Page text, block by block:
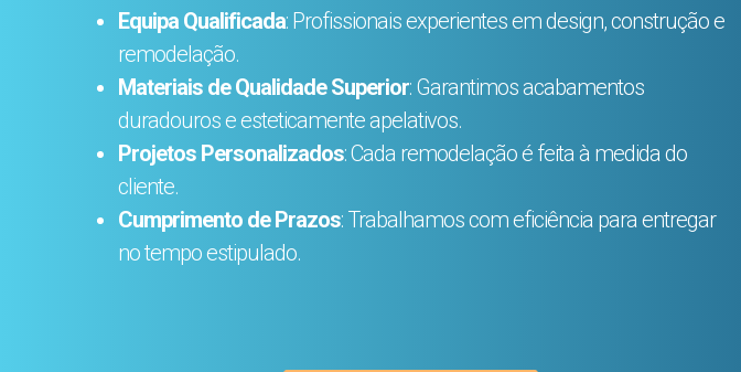
Equipa Qualificada: Profissionais experientes em design, construção e
remodelação.
Materiais de Qualidade Superior: Garantimos acabamentos
duradouros e esteticamente apelativos.
Projetos Personalizados: Cada remodelação é feita à medida do
cliente.
Cumprimento de Prazos: Trabalhamos com eficiência para entregar
no tempo estipulado.